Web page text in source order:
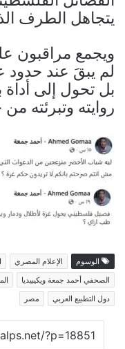
يتجاهل الطرف
ويجمع مراقبون
لم يبقَ عند
بل تحول إلى أداة
روايته وتبرئته
الوسوم الإعلام المصري
الصحفي أحمد جمعة ويكيبيديا
دول التطبيع العربي
مصر